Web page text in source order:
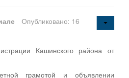
Опубликовано: 16
Кашинского района от
грамотой и объявлении